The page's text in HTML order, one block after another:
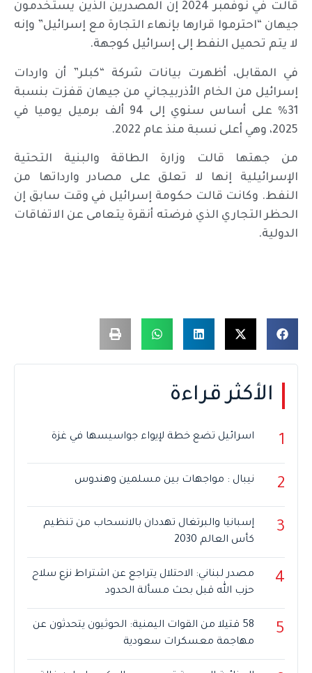
قالت في نوفمبر 2024 إن المصدرين الذين يستخدمون
جيهان “احترموا قرارها بإنهاء التجارة مع إسرائيل” وإنه
لا يتم تحميل النفط إلى إسرائيل كوجهة.
في المقابل، أظهرت بيانات شركة “كبلر” أن واردات
إسرائيل من الخام الأذربيجاني من جيهان قفزت بنسبة
31% على أساس سنوي إلى 94 ألف برميل يوميا في
2025، وهي أعلى نسبة منذ عام 2022.
من جهتها قالت وزارة الطاقة والبنية التحتية
الإسرائيلية إنها لا تعلق على مصادر وارداتها من
النفط. وكانت قالت حكومة إسرائيل في وقت سابق إن
الحظر التجاري الذي فرضته أنقرة يتعامى عن الاتفاقات
الدولية.
الأكثر قراءة
1 اسرائيل تضع خطة لإيواء جواسيسها في غزة
2 نيبال : مواجهات بين مسلمين وهندوس
3
إسبانيا والبرتغال تهددان بالانسحاب من تنظيم
كأس العالم 2030
4
مصدر لبناني: الاحتلال يتراجع عن اشتراط نزع سلاح
حزب الله قبل بحث مسألة الحدود
5
58 قتيلا من القوات اليمنية: الحوثيون يتحدثون عن
مهاجمة معسكرات سعودية